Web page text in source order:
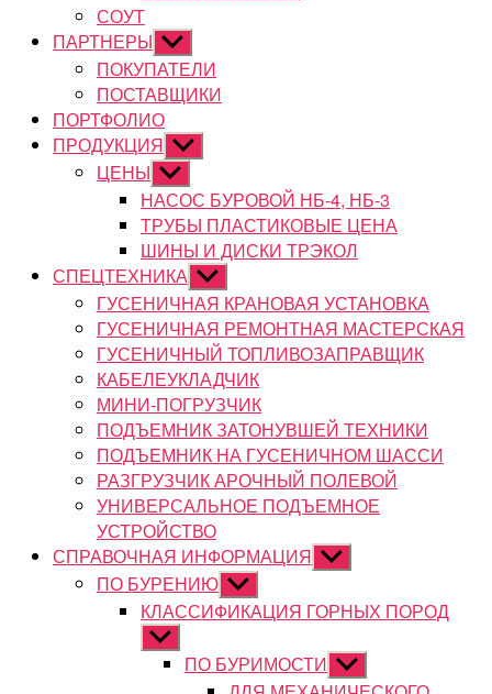
СОУТ
ПАРТНЕРЫ Показывать
подменю
ПОКУПАТЕЛИ
ПОСТАВЩИКИ
ПОРТФОЛИО
ПРОДУКЦИЯ Показывать
подменю
ЦЕНЫ Показывать
подменю
НАСОС БУРОВОЙ НБ-4, НБ-3
ТРУБЫ ПЛАСТИКОВЫЕ ЦЕНА
ШИНЫ И ДИСКИ ТРЭКОЛ
СПЕЦТЕХНИКА Показывать
подменю
ГУСЕНИЧНАЯ КРАНОВАЯ УСТАНОВКА
ГУСЕНИЧНАЯ РЕМОНТНАЯ МАСТЕРСКАЯ
ГУСЕНИЧНЫЙ ТОПЛИВОЗАПРАВЩИК
КАБЕЛЕУКЛАДЧИК
МИНИ-ПОГРУЗЧИК
ПОДЪЕМНИК ЗАТОНУВШЕЙ ТЕХНИКИ
ПОДЪЕМНИК НА ГУСЕНИЧНОМ ШАССИ
РАЗГРУЗЧИК АРОЧНЫЙ ПОЛЕВОЙ
УНИВЕРСАЛЬНОЕ ПОДЪЕМНОЕ
УСТРОЙСТВО
СПРАВОЧНАЯ ИНФОРМАЦИЯ Показывать
подменю
ПО БУРЕНИЮ Показывать
подменю
КЛАССИФИКАЦИЯ ГОРНЫХ ПОРОД
Показывать
подменюПО БУРИМОСТИ Показывать
подменю